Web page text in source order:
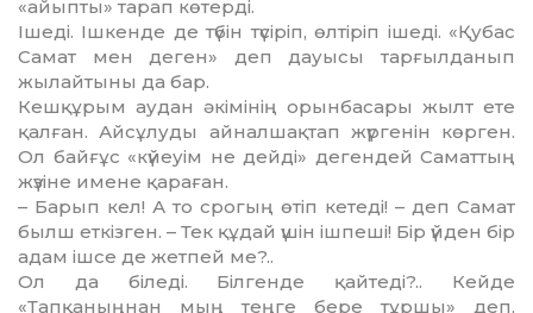
«айыпты» та­рап көтерді.
Ішеді. Ішкенде де түбін түсі­ріп, өлтіріп ішеді. «Қубас
Самат мен деген» деп дауысы тарғыл­да­нып
жылайтыны да бар.
Кешқұрым аудан әкімінің орын­басары жылт ете
қалған. Ай­сұлуды айналшақтап жүргенін көр­ген.
Ол байғұс «күйеуім не дей­ді» дегендей Саматтың
жүзіне име­не қараған.
– Барып кел! А то срогың өтіп кетеді! – деп Самат
былш ет­кізген. – Тек құдай үшін іш­пе­ші! Бір үйден бір
адам ішсе де жет­пей ме?..
Ол да біледі. Білгенде қай­те­ді?.. Кейде
«Тапқаныңнан мың тең­ге бере тұршы» деп,